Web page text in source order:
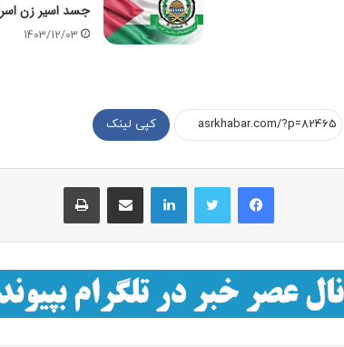
جسد اسیر زن
1403/12/03
کپی لینک
فیسبوک لینکداین